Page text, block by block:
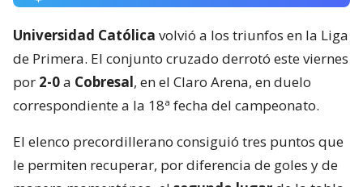
Universidad Católica volvió a los triunfos en la Liga
de Primera. El conjunto cruzado derrotó este viernes
por 2-0a Cobresal, en el Claro Arena, en duelo
correspondiente a la 18ª fecha del campeonato.
El elenco precordillerano consiguió tres puntos que
le permiten recuperar, por diferencia de goles y de